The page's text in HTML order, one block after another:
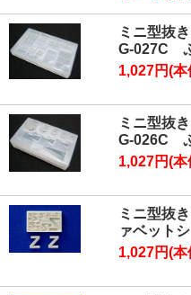
ミニ型抜
G-027C
1,027円(
ミニ型抜
G-026C
1,027円(
ミニ型抜
ァベット
1,027円(